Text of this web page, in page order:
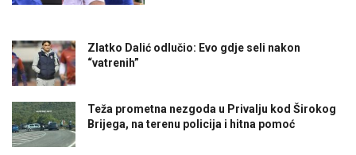
Zlatko Dalić odlučio: Evo gdje seli nakon
“vatrenih”
Teža prometna nezgoda u Privalju kod Širokog
Brijega, na terenu policija i hitna pomoć